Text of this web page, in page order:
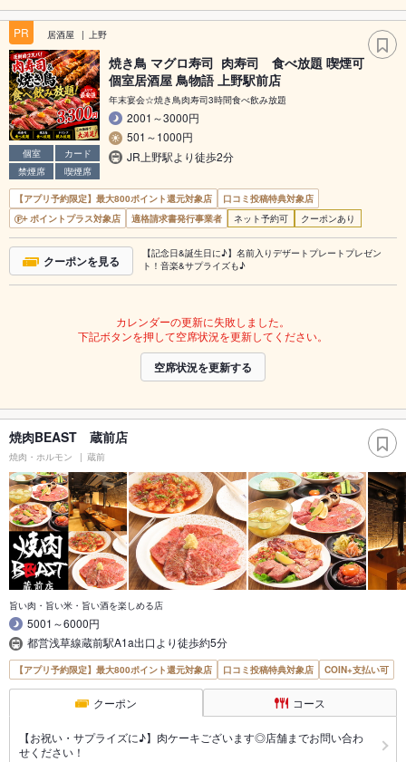
PR 居酒屋 上野
個室
カード
禁煙席
喫煙席
焼き鳥 マグロ寿司 肉寿司 食べ放題 喫煙可
個室居酒屋 鳥物語 上野駅前店
年末宴会☆焼き鳥肉寿司3時間食べ飲み放題
2001～3000円
501～1000円
JR上野駅より徒歩2分
【アプリ予約限定】最大800ポイント還元対象店
口コミ投稿特典対象店
ポイントプラス対象店
適格請求書発行事業者 ネット予約可 クーポンあり
クーポンを見る
【記念日&誕生日に♪】名前入りデザートプレートプレゼン
ト！音楽&サプライズも♪
カレンダーの更新に失敗しました。
下記ボタンを押して空席状況を更新してください。
空席状況を更新する
焼肉BEAST 蔵前店
焼肉・ホルモン 蔵前
旨い肉・旨い米・旨い酒を楽しめる店
5001～6000円
都営浅草線蔵前駅A1a出口より徒歩約5分
【アプリ予約限定】最大800ポイント還元対象店 口コミ投稿特典対象店 COIN+支払い可
クーポン コース
【お祝い・サプライズに♪】肉ケーキございます◎店舗までお問い合わ
せください！